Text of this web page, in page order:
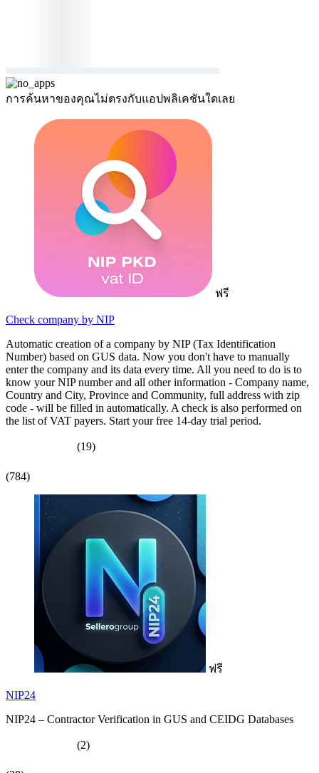
การค้นหาของคุณไม่ตรงกับแอปพลิเคชันใดเลย
ฟรี
Check company by NIP
Automatic creation of a company by NIP (Tax Identification
Number) based on GUS data. Now you don't have to manually
enter the company and its data every time. All you need to do is to
know your NIP number and all other information - Company name,
Country and City, Province and Community, full address with zip
code - will be filled in automatically. A check is also performed on
the list of VAT payers. Start your free 14-day trial period.
(19)
(784)
ฟรี
NIP24
NIP24 – Contractor Verification in GUS and CEIDG Databases
(2)